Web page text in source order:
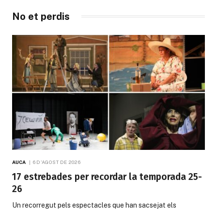
No et perdis
AUCA 6 D'AGOST DE 2026
17 estrebades per recordar la temporada 25-
26
Un recorregut pels espectacles que han sacsejat els